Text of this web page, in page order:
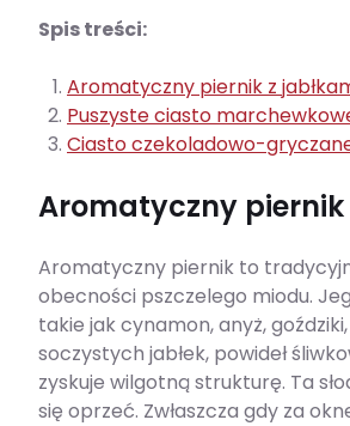
Spis treści:
Aromatyczny piernik z
Puszyste ciasto
Ciasto czekoladowo-
Aromatyczny piernik
Aromatyczny piernik to
obecności pszczelego miodu.
takie jak cynamon, anyż,
soczystych jabłek, powideł
zyskuje wilgotną strukturę. Ta
się oprzeć. Zwłaszcza gdy za